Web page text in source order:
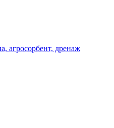
агросорбент, дренаж